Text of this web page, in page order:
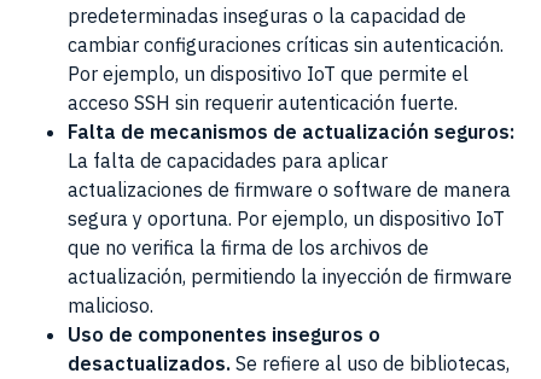
predeterminadas inseguras o la capacidad de
cambiar configuraciones críticas sin autenticación.
Por ejemplo, un dispositivo IoT que permite el
acceso SSH sin requerir autenticación fuerte.
Falta de mecanismos de actualización seguros:
La falta de capacidades para aplicar
actualizaciones de firmware o software de manera
segura y oportuna. Por ejemplo, un dispositivo IoT
que no verifica la firma de los archivos de
actualización, permitiendo la inyección de firmware
malicioso.
Uso de componentes inseguros o
desactualizados. Se refiere al uso de bibliotecas,